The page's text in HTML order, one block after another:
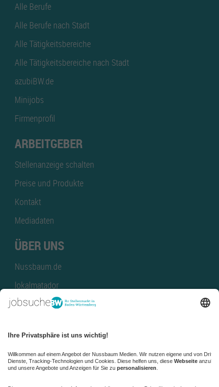
Alle Berufe
Alle Berufe nach Stadt
Alle Tätigkeitsbereiche
Alle Tätigkeitsbereiche nach Stadt
azubiBW.de
Minijobs
Firmenprofil
ARBEITGEBER
Stellenanzeige schalten
Preise und Produkte
Kontakt
Mediadaten
ÜBER UNS
Nussbaum.de
lokalmatador
kaufinBW
NussbaumID
Nussbaum Medien